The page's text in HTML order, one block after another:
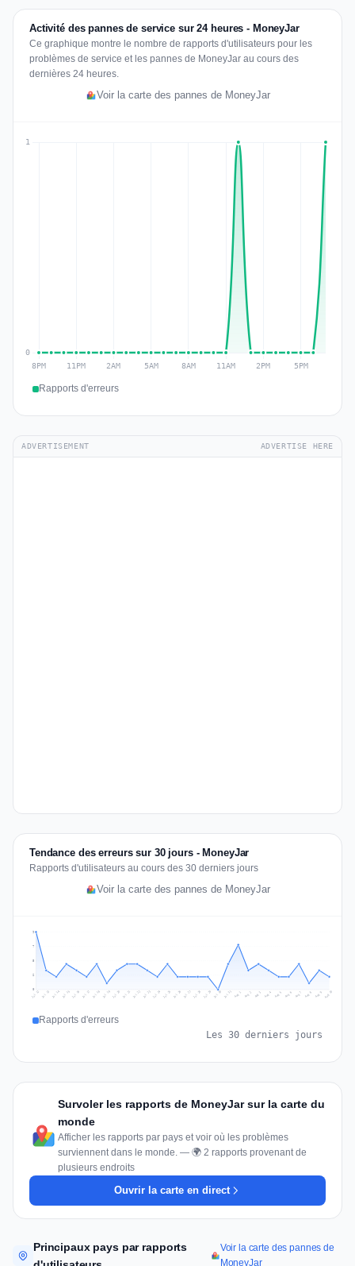
Activité des pannes de service sur 24 heures - MoneyJar
Ce graphique montre le nombre de rapports d'utilisateurs pour les
problèmes de service et les pannes de MoneyJar au cours des
dernières 24 heures.
Voir la carte des pannes de MoneyJar
Rapports d'erreurs
ADVERTISEMENT ADVERTISE HERE
Tendance des erreurs sur 30 jours - MoneyJar
Rapports d'utilisateurs au cours des 30 derniers jours
Voir la carte des pannes de MoneyJar
2
5
7
9
Jul 12 Jul 13 Jul 14 Jul 15 Jul 16 Jul 17 Jul 18 Jul 19 Jul 20 Jul 21 Jul 22 Jul 23 Jul 24 Jul 25 Jul 26 Jul 27 Jul 28 Jul 29 Jul 30 Jul 31 Aug 1 Aug 2 Aug 3 Aug 4 Aug 5 Aug 6 Aug 7 Aug 8 Aug 9 Aug 10
Rapports d'erreurs
Les 30 derniers jours
Survoler les rapports de MoneyJar sur la carte du
monde
Afficher les rapports par pays et voir où les problèmes
surviennent dans le monde. — 🌍 2 rapports provenant de
plusieurs endroits
Ouvrir la carte en direct
Principaux pays par rapports
Voir la carte des pannes de
MoneyJar